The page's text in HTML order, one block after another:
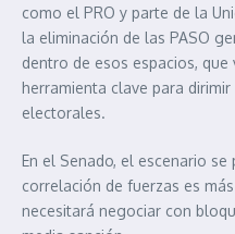
como el PRO y parte de la
la eliminación de las PASO
dentro de esos espacios, que
herramienta clave para
electorales.
En el Senado, el escenario
correlación de fuerzas es
necesitará negociar con